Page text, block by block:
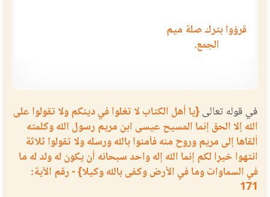
قرؤوا بترك صلة ميم
الجمع.
في قوله تعالى{يا أهل الكتاب لا تغلوا في دينكم ولا تقولوا على
الله إلا الحق إنما المسيح عيسى ابن مريم رسول الله وكلمته
ألقاها إلى مريم وروح منه فآمنوا بالله ورسله ولا تقولوا ثلاثة
انتهوا خيرا لكم إنما الله إله واحد سبحانه أن يكون له ولد له ما
في السماوات وما في الأرض وكفى بالله وكيلا} - رقم الآية:
171